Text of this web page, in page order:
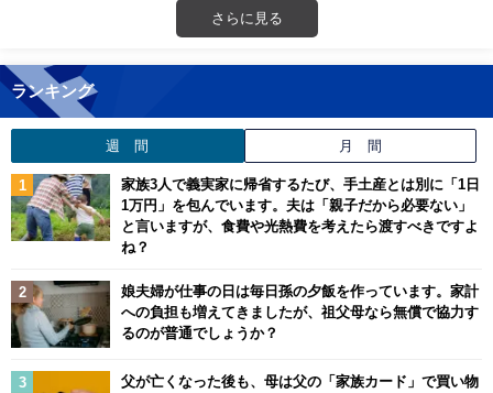
さらに見る
ランキング
週 間 月 間
家族3人で義実家に帰省するたび、手土産とは別に「1日
1万円」を包んでいます。夫は「親子だから必要ない」
と言いますが、食費や光熱費を考えたら渡すべきですよ
ね？
娘夫婦が仕事の日は毎日孫の夕飯を作っています。家計
への負担も増えてきましたが、祖父母なら無償で協力す
るのが普通でしょうか？
父が亡くなった後も、母は父の「家族カード」で買い物